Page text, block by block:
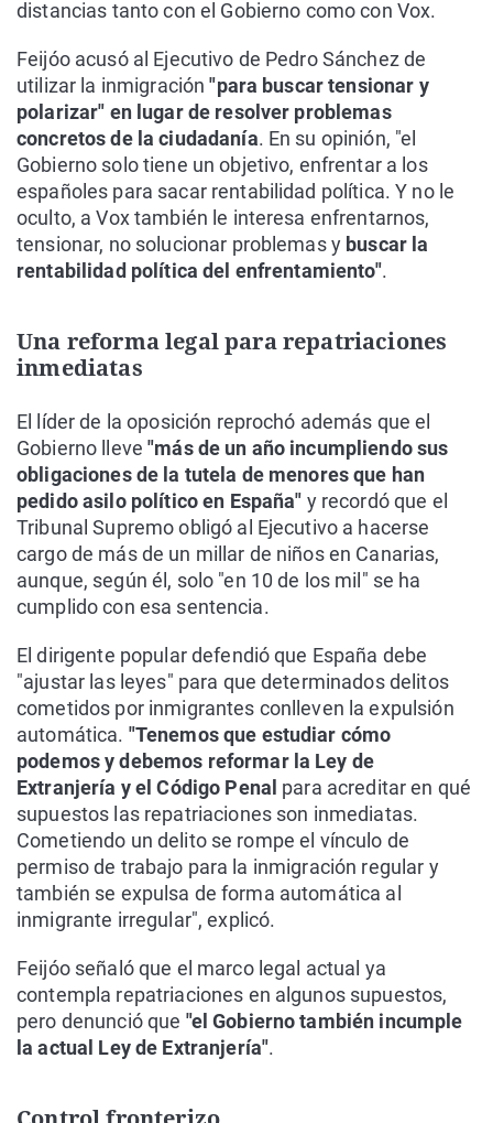
distancias tanto con el Gobierno como con Vox.
Feijóo acusó al Ejecutivo de Pedro Sánchez de
utilizar la inmigración"para buscar tensionar y
polarizar" en lugar de resolver problemas
concretos de la ciudadanía. En su opinión, "el
Gobierno solo tiene un objetivo, enfrentar a los
españoles para sacar rentabilidad política. Y no le
oculto, a Vox también le interesa enfrentarnos,
tensionar, no solucionar problemas y buscar la
rentabilidad política del enfrentamiento".
Una reforma legal para repatriaciones
inmediatas
El líder de la oposición reprochó además que el
Gobierno lleve "más de un año incumpliendo sus
obligaciones de la tutela de menores que han
pedido asilo político en España" y recordó que el
Tribunal Supremo obligó al Ejecutivo a hacerse
cargo de más de un millar de niños en Canarias,
aunque, según él, solo "en 10 de los mil" se ha
cumplido con esa sentencia.
El dirigente popular defendió que España debe
"ajustar las leyes" para que determinados delitos
cometidos por inmigrantes conlleven la expulsión
automática. "Tenemos que estudiar cómo
podemos y debemos reformar la Ley de
Extranjería y el Código Penal para acreditar en qué
supuestos las repatriaciones son inmediatas.
Cometiendo un delito se rompe el vínculo de
permiso de trabajo para la inmigración regular y
también se expulsa de forma automática al
inmigrante irregular", explicó.
Feijóo señaló que el marco legal actual ya
contempla repatriaciones en algunos supuestos,
pero denunció que "el Gobierno también incumple
la actual Ley de Extranjería".